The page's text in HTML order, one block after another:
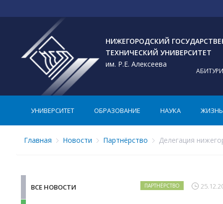
НИЖЕГОРОДСКИЙ
ТЕХНИЧЕСКИЙ УНИВЕРСИТЕТ
им. Р.Е. Алексеева
УНИВЕРСИТЕТ ОБРАЗОВАНИЕ НАУКА ЖИЗНЬ
Главная Новости Партнёрство Делегация
ВСЕ НОВОСТИ ПАРТНЁРСТВО